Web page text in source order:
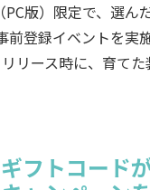
PC版）限定で、選
前登録イベントを実
リース時に、育て
フトコード